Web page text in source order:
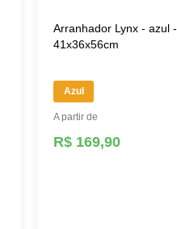
Arranhador Lynx - azul -
41x36x56cm
Azul
A partir de
R$ 169,90